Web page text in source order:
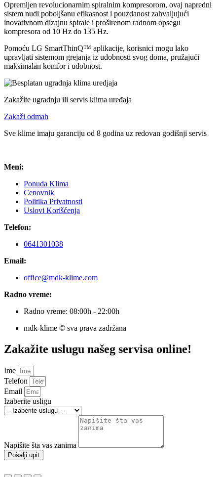
Opremljen revolucionarnim spiralnim kompresorom, ovaj napredni
sistem nudi poboljšanu efikasnost i pouzdanost zahvaljujući
inovativnom dizajnu spirale i proširenom radnom opsegu
kompresora od 10 Hz do 135 Hz.
Pomoću LG SmartThinQ™ aplikacije, korisnici mogu lako
upravljati sistemom grejanja iz udobnosti svog doma, pružajući
maksimalan komfor i udobnost.
Zakažite ugradnju ili servis klima uređaja
Zakaži odmah
Sve klime imaju garanciju od 8 godina uz redovan godišnji servis
Meni:
Ponuda Klima
Cenovnik
Politika Privatnosti
Uslovi Korišćenja
Telefon:
0641301038
Email:
office@mdk-klime.com
Radno vreme:
Radno vreme: 08:00h - 22:00h
mdk-klime © sva prava zadržana
Zakažite uslugu našeg servisa online!
Ime
Telefon
Email
Izaberite usligu
Napišite šta vas zanima
Pošalji upit